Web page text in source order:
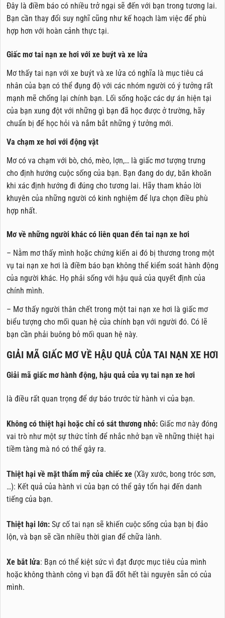
Đây là điềm báo có nhiều trở ngại sẽ đến với bạn trong tương lai.
Bạn cần thay đổi suy nghĩ cũng như kế hoạch làm việc để phù
hợp hơn với hoàn cảnh thực tại.
Giấc mơ tai nạn xe hơi với xe buýt và xe lửa
Mơ thấy tai nạn với xe buýt và xe lửa có nghĩa là mục tiêu cá
nhân của bạn có thể đụng độ với các nhóm người có ý tưởng rất
mạnh mẽ chống lại chính bạn. Lối sống hoặc các dự án hiện tại
của bạn xung đột với những gì bạn đã học được ở trường, hãy
chuẩn bị để học hỏi và nắm bắt những ý tưởng mới.
Va chạm xe hơi với động vật
Mơ có va chạm với bò, chó, mèo, lợn,… là giấc mơ tượng trưng
cho định hướng cuộc sống của bạn. Bạn đang do dự, băn khoăn
khi xác định hướng đi đúng cho tương lai. Hãy tham khảo lời
khuyên của những người có kinh nghiệm để lựa chọn điều phù
hợp nhất.
Mơ về những người khác có liên quan đến tai nạn xe hơi
– Nằm mơ thấy mình hoặc chứng kiến ai đó bị thương trong một
vụ tai nạn xe hơi là điềm báo bạn không thể kiểm soát hành động
của người khác. Họ phải sống với hậu quả của quyết định của
chính mình.
– Mơ thấy người thân chết trong một tai nạn xe hơi là giấc mơ
biểu tượng cho mối quan hệ của chính bạn với người đó. Có lẽ
bạn cần phải buông bỏ mối quan hệ này.
GIẢI MÃ GIẤC MƠ VỀ HẬU QUẢ CỦA TAI NẠN XE HƠI
Giải mã giấc mơ hành động, hậu quả của vụ tai nạn xe hơi
là điều rất quan trọng để dự báo trước từ hành vi của bạn.
Không có thiệt hại hoặc chỉ có sát thương nhỏ: Giấc mơ này đóng
vai trò như một sự thức tỉnh để nhắc nhở bạn về những thiệt hại
tiềm tàng mà nó có thể gây ra.
Thiệt hại về mặt thẩm mỹ của chiếc xe (Xầy xước, bong tróc sơn,
…): Kết quả của hành vi của bạn có thể gây tổn hại đến danh
tiếng của bạn.
Thiệt hại lớn: Sự cố tai nạn sẽ khiến cuộc sống của bạn bị đảo
lộn, và bạn sẽ cần nhiều thời gian để chữa lành.
Xe bắt lửa: Bạn có thể kiệt sức vì đạt được mục tiêu của mình
hoặc không thành công vì bạn đã đốt hết tài nguyên sẵn có của
mình.